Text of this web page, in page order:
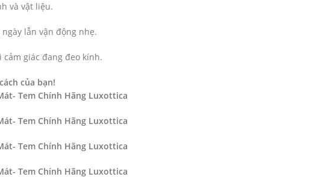
và vật liệu.
lẫn vận động nhẹ.
giác đang đeo kính.
của bạn!